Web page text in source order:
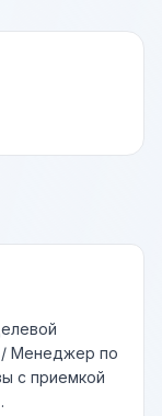
/ Менеджер по
с приемкой